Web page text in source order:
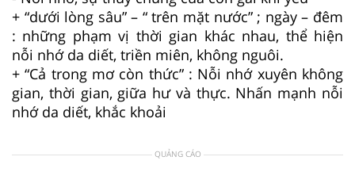
+ “dưới lòng sâu” – “ trên mặt nước” ; ngày – đêm
: những phạm vị thời gian khác nhau, thể hiện
nỗi nhớ da diết, triền miên, không nguôi.
+ “Cả trong mơ còn thức” : Nỗi nhớ xuyên không
gian, thời gian, giữa hư và thực. Nhấn mạnh nỗi
nhớ da diết, khắc khoải
QUẢNG CÁO